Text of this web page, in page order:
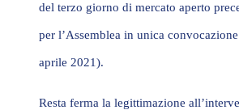
del terzo giorno di mercato aperto
per l’Assemblea in unica
aprile 2021).
Resta ferma la legittimazione